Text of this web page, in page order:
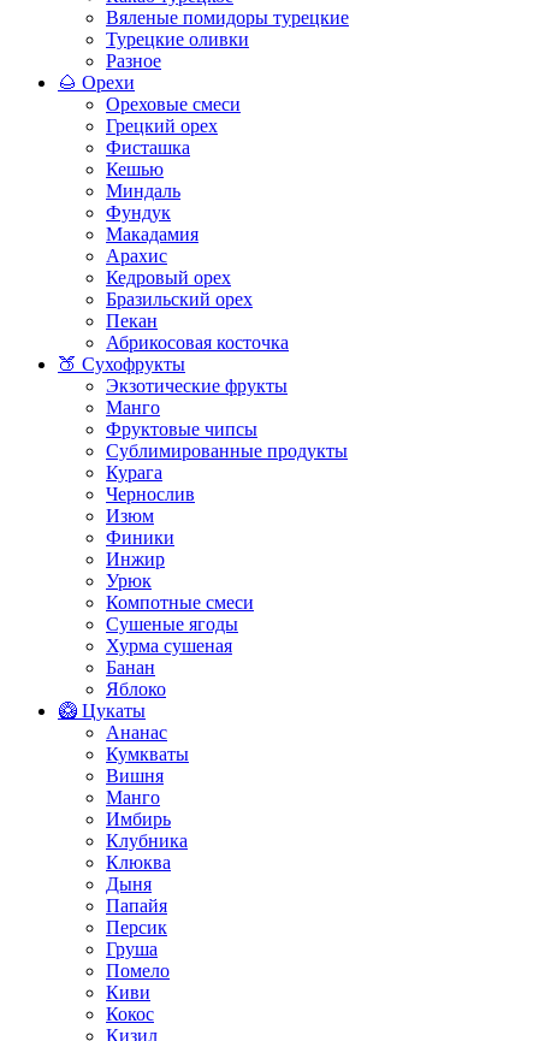
Вяленые помидоры турецкие
Турецкие оливки
Разное
🌰 Орехи
Ореховые смеси
Грецкий орех
Фисташка
Кешью
Миндаль
Фундук
Макадамия
Арахис
Кедровый орех
Бразильский орех
Пекан
Абрикосовая косточка
🍑 Сухофрукты
Экзотические фрукты
Манго
Фруктовые чипсы
Сублимированные продукты
Курага
Чернослив
Изюм
Финики
Инжир
Урюк
Компотные смеси
Сушеные ягоды
Хурма сушеная
Банан
Яблоко
🥝 Цукаты
Ананас
Кумкваты
Вишня
Манго
Имбирь
Клубника
Клюква
Дыня
Папайя
Персик
Груша
Помело
Киви
Кокос
Кизил